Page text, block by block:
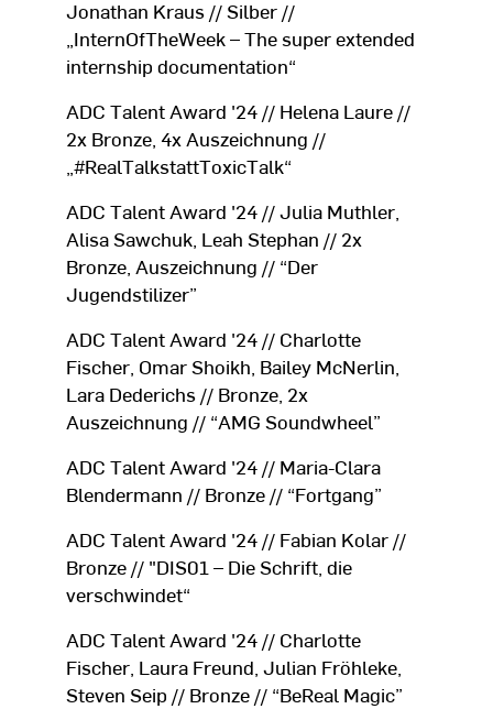
Jonathan Kraus // Silber //
„InternOfTheWeek – The super extended
internship documentation“
ADC Talent Award '24 // Helena Laure //
2x Bronze, 4x Auszeichnung //
„#RealTalkstattToxicTalk“
ADC Talent Award '24 // Julia Muthler,
Alisa Sawchuk, Leah Stephan // 2x
Bronze, Auszeichnung // “Der
Jugendstilizer”
ADC Talent Award '24 // Charlotte
Fischer, Omar Shoikh, Bailey McNerlin,
Lara Dederichs // Bronze, 2x
Auszeichnung // “AMG Soundwheel”
ADC Talent Award '24 // Maria-Clara
Blendermann // Bronze // “Fortgang”
ADC Talent Award '24 // Fabian Kolar //
Bronze // "DIS01 – Die Schrift, die
verschwindet“
ADC Talent Award '24 // Charlotte
Fischer, Laura Freund, Julian Fröhleke,
Steven Seip // Bronze // “BeReal Magic”